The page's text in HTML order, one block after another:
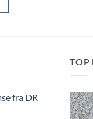
fra DR
TOP